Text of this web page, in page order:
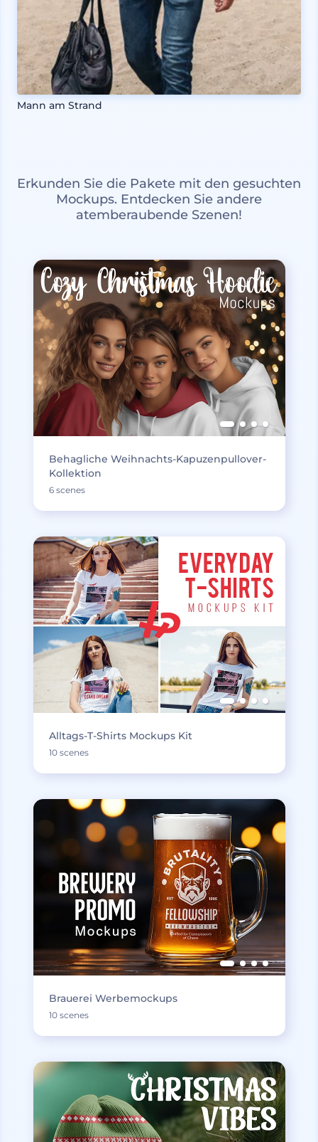
Mann am Strand
Erkunden Sie die Pakete mit den gesuchten
Mockups. Entdecken Sie andere
atemberaubende Szenen!
Behagliche Weihnachts-Kapuzenpullover-
Kollektion
6 scenes
Alltags-T-Shirts Mockups Kit
10 scenes
Brauerei Werbemockups
10 scenes